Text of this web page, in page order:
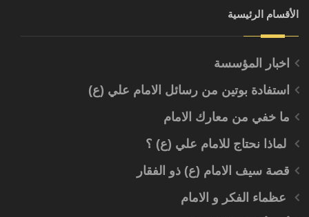
الأقسام الرئيسية
اخبار المؤسسة
استفادة بوتين من رسائل الامام علي (ع)
ما خفي من معارك الامام
لماذا نحتاج للامام علي (ع) ؟
قصة سيف الامام (ع) ذو الفقار
عظماء الفكر و الامام